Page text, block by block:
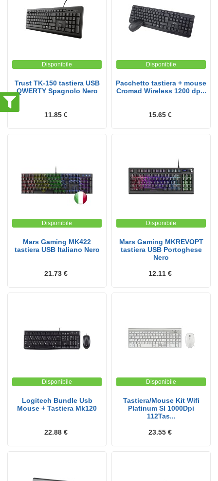
Disponibile
Trust TK-150 tastiera USB
QWERTY Spagnolo Nero
11.85 €
Disponibile
Pacchetto tastiera + mouse
Cromad Wireless 1200 dp...
15.65 €
Disponibile
Mars Gaming MK422
tastiera USB Italiano Nero
21.73 €
Disponibile
Mars Gaming MKREVOPT
tastiera USB Portoghese
Nero
12.11 €
Disponibile
Logitech Bundle Usb
Mouse + Tastiera Mk120
22.88 €
Disponibile
Tastiera/Mouse Kit Wifi
Platinum Sl 1000Dpi
112Tas...
23.55 €